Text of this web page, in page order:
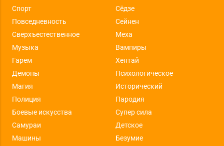
Спорт
Сёдзе
Повседневность
Сейнен
Сверхъестественное
Меха
Музыка
Вампиры
Гарем
Хентай
Демоны
Психологическое
Магия
Исторический
Полиция
Пародия
Боевые искусства
Супер сила
Самураи
Детское
Машины
Безумие